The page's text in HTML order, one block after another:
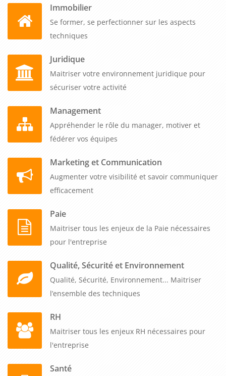
Immobilier
Se former, se perfectionner sur les aspects
techniques
Juridique
Maitriser votre environnement juridique pour
sécuriser votre activité
Management
Appréhender le rôle du manager, motiver et
fédérer vos équipes
Marketing et Communication
Augmenter votre visibilité et savoir communiquer
efficacement
Paie
Maitriser tous les enjeux de la Paie nécessaires
pour l'entreprise
Qualité, Sécurité et Environnement
Qualité, Sécurité, Environnement... Maitriser
l’ensemble des techniques
RH
Maitriser tous les enjeux RH nécessaires pour
l'entreprise
Santé